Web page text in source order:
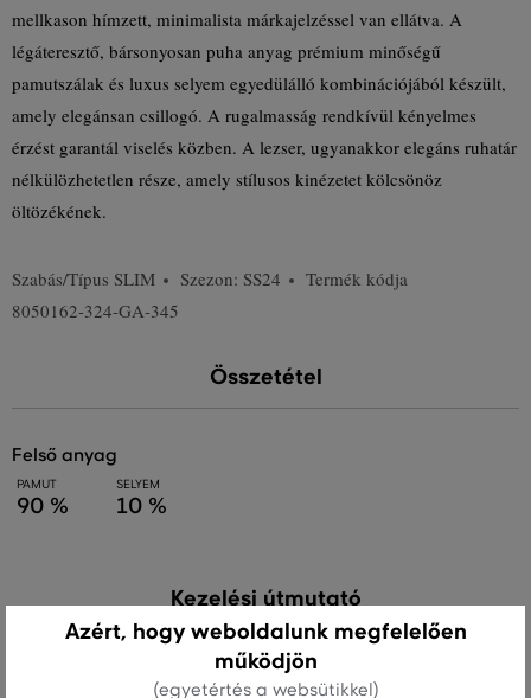
mellkason hímzett, minimalista márkajelzéssel van ellátva. A
légáteresztő, bársonyosan puha anyag prémium minőségű
pamutszálak és luxus selyem egyedülálló kombinációjából készült,
amely elegánsan csillogó. A rugalmasság rendkívül kényelmes
érzést garantál viselés közben. A lezser, ugyanakkor elegáns ruhatár
nélkülözhetetlen része, amely stílusos kinézetet kölcsönöz
öltözékének.
Szabás/Típus SLIM Szezon: SS24
Termék kódja
8050162-324-GA-345
Összetétel
felső anyag
PAMUT
90 %
SELYEM
10 %
Kezelési útmutató
SZÁRÍTÁS
Azért, hogy weboldalunk megfelelően
működjön
(egyetértés a websütikkel)